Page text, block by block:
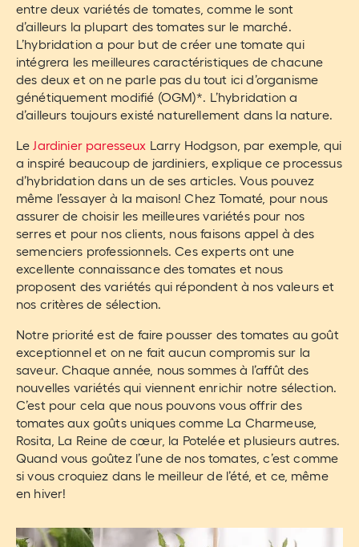
entre deux variétés de tomates, comme le sont
d’ailleurs la plupart des tomates sur le marché.
L’hybridation a pour but de créer une tomate qui
intégrera les meilleures caractéristiques de chacune
des deux et on ne parle pas du tout ici d’organisme
génétiquement modifié (OGM)*. L’hybridation a
d’ailleurs toujours existé naturellement dans la nature.
Le Jardinier paresseux Larry Hodgson, par exemple, qui
a inspiré beaucoup de jardiniers, explique ce processus
d’hybridation dans un de ses articles. Vous pouvez
même l’essayer à la maison! Chez Tomaté, pour nous
assurer de choisir les meilleures variétés pour nos
serres et pour nos clients, nous faisons appel à des
semenciers professionnels. Ces experts ont une
excellente connaissance des tomates et nous
proposent des variétés qui répondent à nos valeurs et
nos critères de sélection.
Notre priorité est de faire pousser des tomates au goût
exceptionnel et on ne fait aucun compromis sur la
saveur. Chaque année, nous sommes à l’affût des
nouvelles variétés qui viennent enrichir notre sélection.
C’est pour cela que nous pouvons vous offrir des
tomates aux goûts uniques comme La Charmeuse,
Rosita, La Reine de cœur, la Potelée et plusieurs autres.
Quand vous goûtez l’une de nos tomates, c’est comme
si vous croquiez dans le meilleur de l’été, et ce, même
en hiver!